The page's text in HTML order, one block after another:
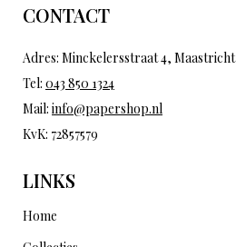
CONTACT
Adres: Minckelersstraat 4, Maastricht
Tel: 043 850 1324
Mail: info@papershop.nl
KvK: 72857579
LINKS
Home